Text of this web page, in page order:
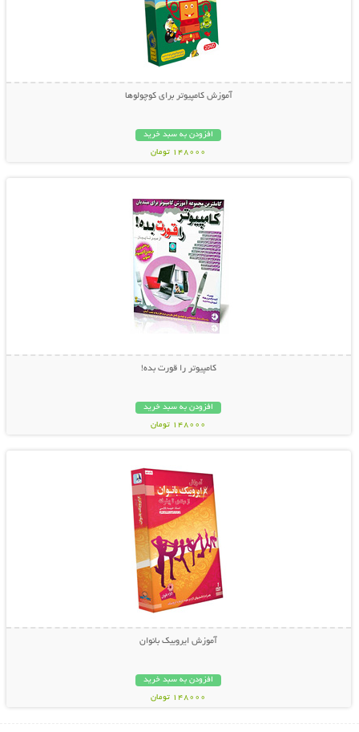
آموزش کامپیوتر برای کوچولوها
افزودن به سبد خرید
148000 تومان
کامپیوتر را قورت بده!
افزودن به سبد خرید
148000 تومان
آموزش ایروبیک بانوان
افزودن به سبد خرید
148000 تومان